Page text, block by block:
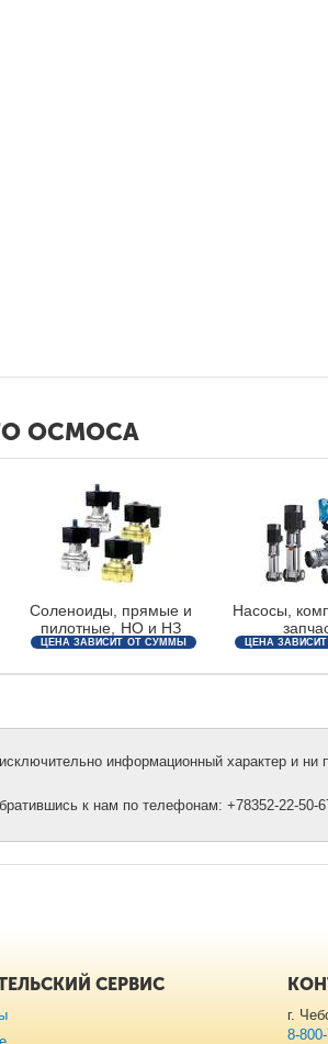
ОСМОСА
Соленоиды, прямые и
пилотные, НО и НЗ
ЦЕНА ЗАВИСИТ ОТ СУММЫ
Насосы,
ЦЕНА
информационный характер и ни
к нам по телефонам: +78352-22-50-
СЕРВИС
г.
8-